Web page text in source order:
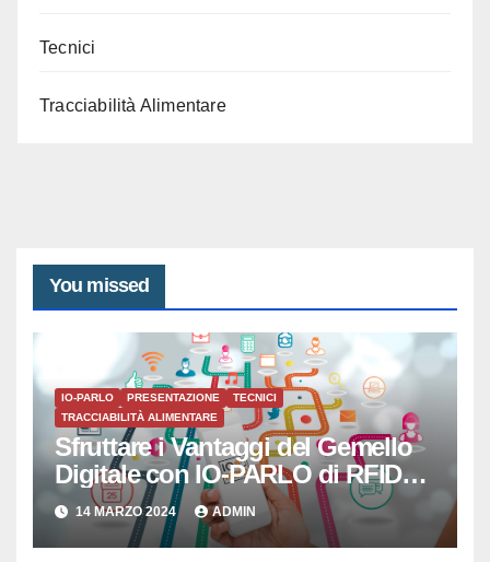
Tecnici
Tracciabilità Alimentare
You missed
IO-PARLO PRESENTAZIONE
TECNICI
TRACCIABILITÀ ALIMENTARE
Sfruttare i Vantaggi del Gemello
Digitale con IO-PARLO di RFID
SISTEMI SRL
14 MARZO 2024 ADMIN